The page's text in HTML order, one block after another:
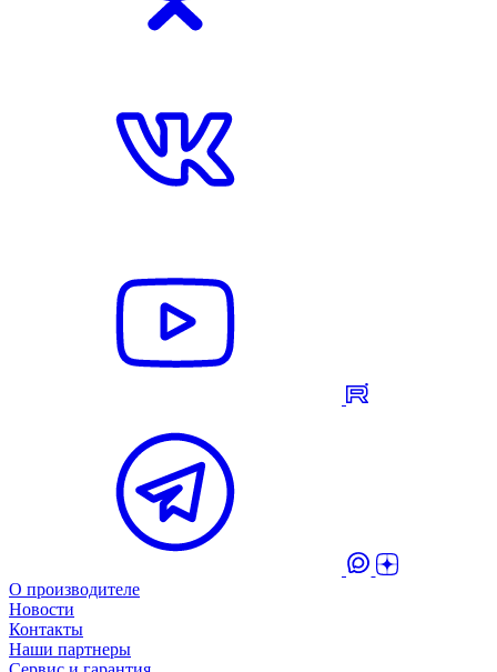
О производителе
Новости
Контакты
Наши партнеры